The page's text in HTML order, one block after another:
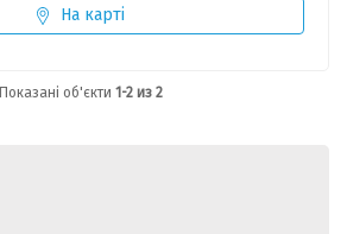
На карті
Показані об'єкти 1-2 из 2